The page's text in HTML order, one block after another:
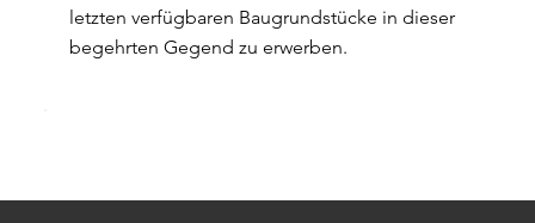
letzten verfügbaren Baugrundstücke in dieser
begehrten Gegend zu erwerben.